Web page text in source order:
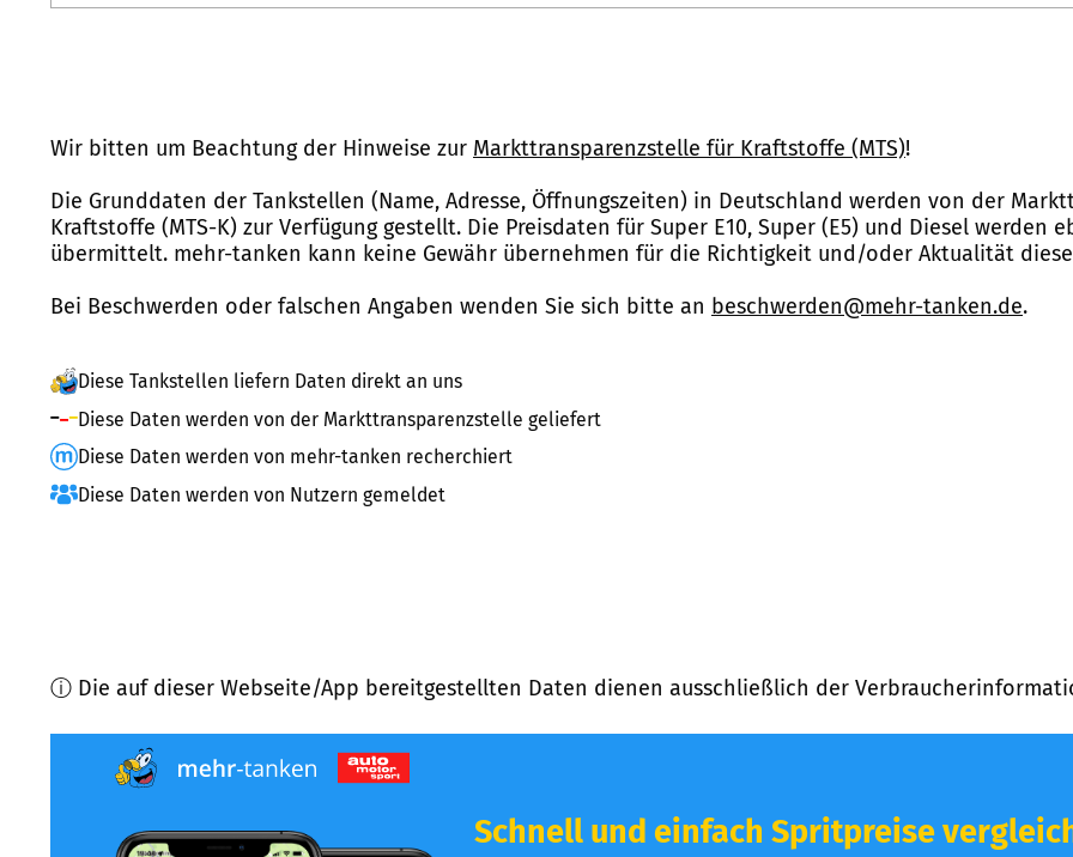
Wir bitten um Beachtung der Hinweise zur Markttransparenzstelle für Kraftstoffe (MTS)!
Die Grunddaten der Tankstellen (Name, Adresse, Öffnungszeiten) in Deutschland werden von der
Kraftstoffe (MTS-K) zur Verfügung gestellt. Die Preisdaten für Super E10, Super (E5) und Diesel werden
übermittelt. mehr-tanken kann keine Gewähr übernehmen für die Richtigkeit und/oder Aktualität
Bei Beschwerden oder falschen Angaben wenden Sie sich bitte an beschwerden@mehr-tanken.de.
Diese Tankstellen liefern Daten direkt an uns
Diese Daten werden von der Markttransparenzstelle geliefert
Diese Daten werden von mehr-tanken recherchiert
Diese Daten werden von Nutzern gemeldet
ⓘ Die auf dieser Webseite/App bereitgestellten Daten dienen ausschließlich der
Schnell und einfach Spritpreise